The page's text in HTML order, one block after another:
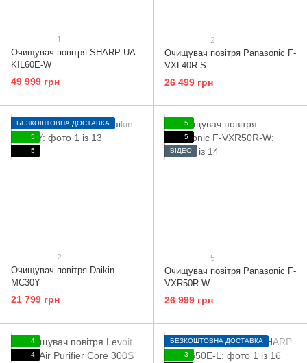
1
Очищувач повітря SHARP UA-
KIL60E-W
49 999 грн
2
Очищувач повітря Panasonic F-
VXL40R-S
26 499 грн
БЕЗКОШТОВНА ДОСТАВКА
5
5
2
Очищувач повітря Daikin
MC30Y
21 799 грн
5
5
ВІДЕО
5
Очищувач повітря Panasonic F-
VXR50R-W
26 999 грн
4
4
БЕЗКОШТОВНА ДОСТАВКА
3